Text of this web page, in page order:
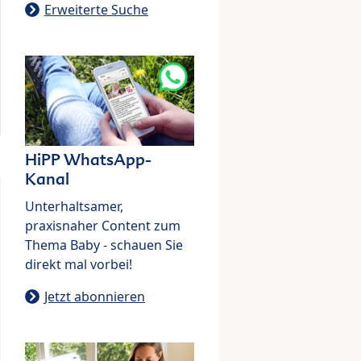
Erweiterte Suche
HiPP WhatsApp-
Kanal
Unterhaltsamer,
praxisnaher Content zum
Thema Baby - schauen Sie
direkt mal vorbei!
Jetzt abonnieren